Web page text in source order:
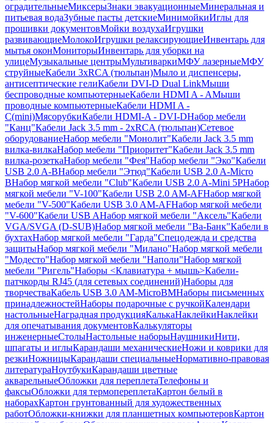
оградительныеМиксерыЗнаки эвакуационныеМинеральная и
питьевая водаЗубные пасты детскиеМинимойкиИглы для
прошивки документовМойки воздухаИгрушки
развивающиеМолокоИгрушки релаксирующиеИнвентарь для
мытья оконМониторыИнвентарь для уборки на
улицеМузыкальные центрыМультиваркиМФУ лазерныеМФУ
струйныеКабели 3xRCA (тюльпан)Мыло и диспенсеры,
антисептические гелиКабели DVI-D Dual LinkМыши
беспроводные компьютерныеКабели HDMI A - AМыши
проводные компьютерныеКабели HDMI A -
C(mini)МясорубкиКабели HDMI-A - DVI-DНабор мебели
"Канц"Кабели Jack 3.5 mm - 2xRCA (тюльпан)Сетевое
оборудованиеНабор мебели "Монолит"Кабели Jack 3.5 mm
вилка-вилкаНабор мебели "Приоритет"Кабели Jack 3.5 mm
вилка-розеткаНабор мебели "Фея"Набор мебели "Эко"Кабели
USB 2.0 A-BНабор мебели "Этюд"Кабели USB 2.0 A-Micro
BНабор мягкой мебели "Club"Кабели USB 2.0 A-Mini 5PНабор
мягкой мебели "V-100"Кабели USB 2.0 AM-AFНабор мягкой
мебели "V-500"Кабели USB 3.0 AM-AFНабор мягкой мебели
"V-600"Кабели USB AНабор мягкой мебели "Аксель"Кабели
VGA/SVGA (D-SUB)Набор мягкой мебели "Ва-Банк"Кабели в
бухтахНабор мягкой мебели "Гарда"Спецодежда и средства
защитыНабор мягкой мебели "Милано"Набор мягкой мебели
"Модесто"Набор мягкой мебели "Наполи"Набор мягкой
мебели "Ригель"Наборы <Клавиатура + мышь>Кабели-
патчкорды RJ45 (для сетевых соединений)Наборы для
творчестваКабель USB 3.0 AM-MicroBMНаборы письменных
принадлежностейНаборы подарочные с ручкойКалендари
настольныеНаградная продукцияКалькаНаклейкиНаклейки
для опечатывания документовКалькуляторы
инженерныеСтолыНастольные наборыНаушникиНити,
шпагаты и иглыКарандаши механическиеНожи и коврики для
резкиНожницыКарандаши специальныеНормативно-правовая
литератураНоутбукиКарандаши цветные
акварельныеОбложки для переплетаТелефоны и
факсыОбложки для термопереплетаКартон белый в
наборахКартон грунтованный для художественных
работОбложки-книжки для планшетных компьютеровКартон